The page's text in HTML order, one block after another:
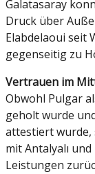
Galatasaray
Druck über
Elabdelaoui seit
gegenseitig zu
Vertrauen im
Obwohl Pulgar
geholt wurde
attestiert wurde,
mit Antalyalı
Leistungen